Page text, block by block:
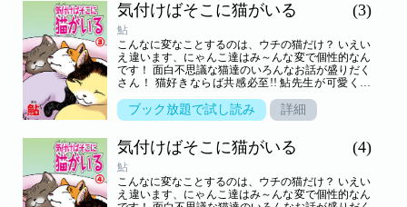
気付けばそこに猫がいる (3)
鮎
こんなに変なことするのは、ウチの猫だけ？ いえい
え違います、にゃんこ達はみ～んな変で個性的なん
です！ 面白不思議な猫達のいろんなお話が盛りだく
さん！ 猫好きならば共感必至!! 鮎先生が可愛く描
が登場です♪
ブック放題で試し読み 詳細
気付けばそこに猫がいる (4)
鮎
こんなに変なことするのは、ウチの猫だけ？ いえい
え違います、にゃんこ達はみ～んな変で個性的なん